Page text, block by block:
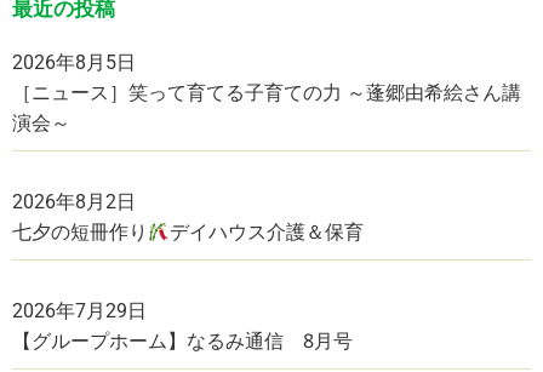
最近の投稿
2026年8月5日
［ニュース］笑って育てる子育ての力 ～蓬郷由希絵さん講
演会～
2026年8月2日
七夕の短冊作り デイハウス介護＆保育
2026年7月29日
【グループホーム】なるみ通信 8月号